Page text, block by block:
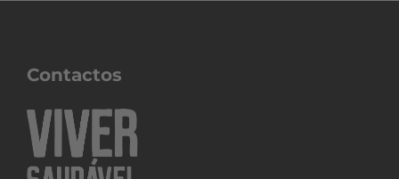
Contactos